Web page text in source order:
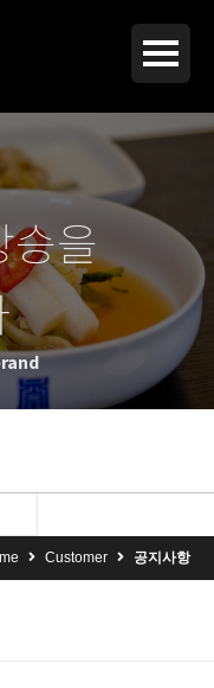
승을
Customer 공지사항